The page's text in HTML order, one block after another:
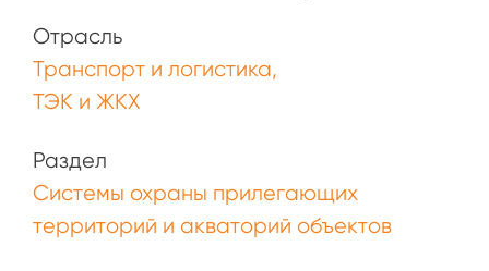
Отрасль
Транспорт и логистика
ТЭК и ЖКХ
Раздел
Системы охраны прилегающих
территорий и акваторий объектов